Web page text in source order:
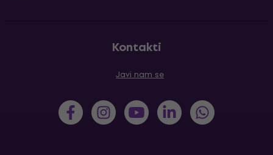
Kontakti
Javi nam se